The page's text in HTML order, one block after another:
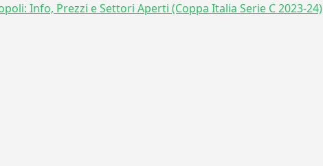
Info, Prezzi e Settori Aperti (Coppa Italia Serie C 2023-24)